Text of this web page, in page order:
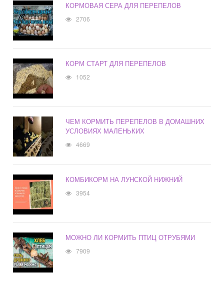
КОРМОВАЯ СЕРА ДЛЯ ПЕРЕПЕЛОВ
2706
КОРМ СТАРТ ДЛЯ ПЕРЕПЕЛОВ
1052
ЧЕМ КОРМИТЬ ПЕРЕПЕЛОВ В ДОМАШНИХ
УСЛОВИЯХ МАЛЕНЬКИХ
4669
КОМБИКОРМ НА ЛУНСКОЙ НИЖНИЙ
3954
МОЖНО ЛИ КОРМИТЬ ПТИЦ ОТРУБЯМИ
7909